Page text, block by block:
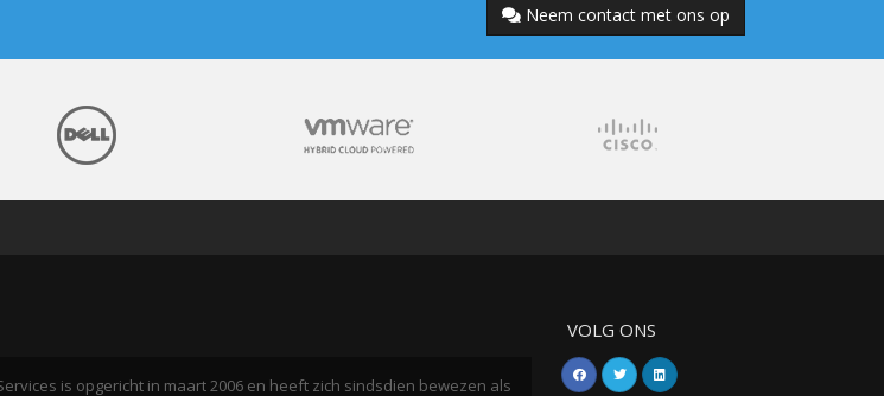
Neem contact met ons op
is opgericht in maart 2006 en heeft zich sindsdien bewezen als
VOLG ONS